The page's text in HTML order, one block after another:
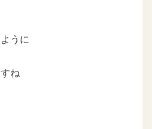
うに
ね